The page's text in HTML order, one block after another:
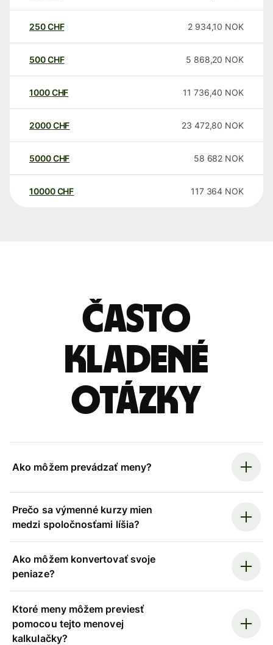
250CHF 2 934,10 NOK
500CHF 5 868,20 NOK
1000CHF 11 736,40 NOK
2000CHF 23 472,80 NOK
5000CHF 58 682 NOK
10000 CHF 117 364 NOK
Často
kladené
otázky
Ako môžem prevádzať meny?
Prečo sa výmenné kurzy mien
medzi spoločnosťami líšia?
Ako môžem konvertovať svoje
peniaze?
Ktoré meny môžem previesť
pomocou tejto menovej
kalkulačky?